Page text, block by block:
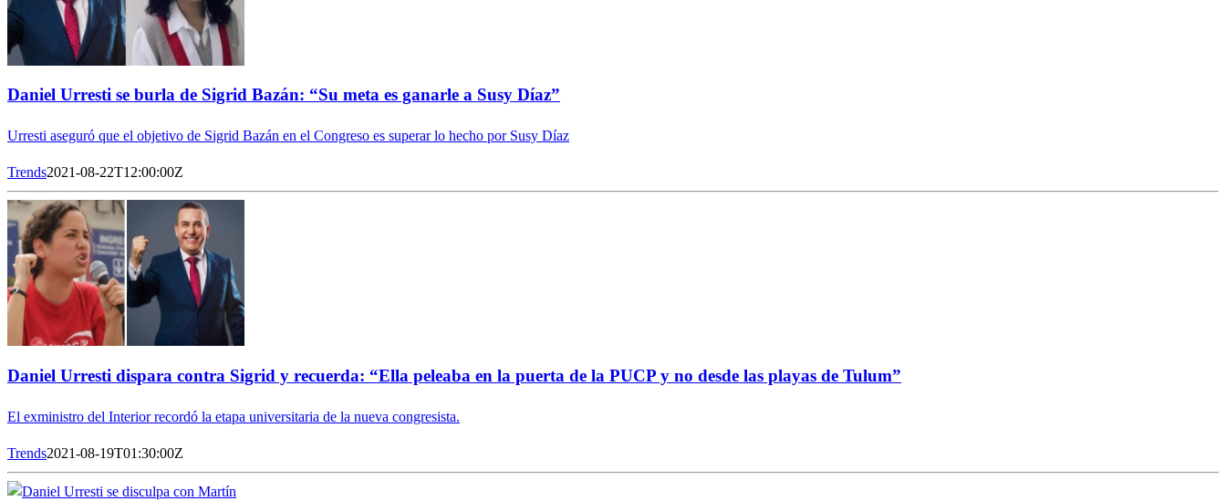
Daniel Urresti se burla de Sigrid Bazán: “Su meta es ganarle a Susy Díaz”
Urresti aseguró que el objetivo de Sigrid Bazán en el Congreso es superar lo hecho por Susy Díaz
Trends2021-08-22T12:00:00Z
Daniel Urresti dispara contra Sigrid y recuerda: “Ella peleaba en la puerta de la PUCP y no desde las playas de Tulum”
El exministro del Interior recordó la etapa universitaria de la nueva congresista.
Trends2021-08-19T01:30:00Z